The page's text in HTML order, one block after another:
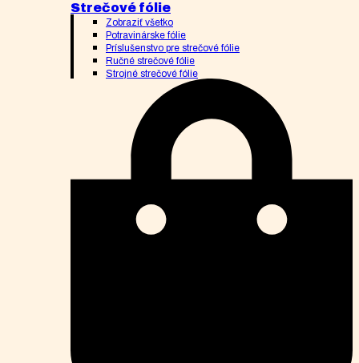
Strečové fólie
Zobraziť všetko
Potravinárske fólie
Príslušenstvo pre strečové fólie
Ručné strečové fólie
Strojné strečové fólie